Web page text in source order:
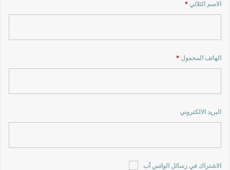
الاسم الثلاثي*
الهاتف المحمول*
البريد الالكتروني
الاشتراك في رسائل الواتس أب